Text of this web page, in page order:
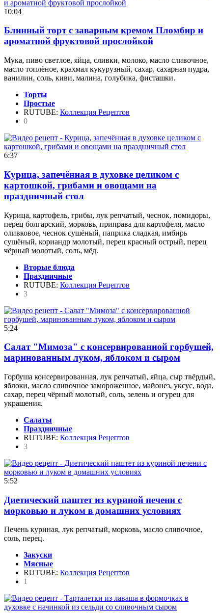
10:04
Блинный торт с заварным кремом Пломбир и
ароматной фруктовой прослойкой
Мука, пиво светлое, яйца, сливки, молоко, масло сливочное,
масло топлёное, крахмал кукурузный, сахар, сахарная пудра,
ванилин, соль, киви, малина, голубика, фисташки.
Торты
Простые
RUTUBE: Коллекция Рецептов
0
6:37
Курица, запечённая в духовке целиком с
картошкой, грибами и овощами на
праздничный стол
Курица, картофель, грибы, лук репчатый, чеснок, помидоры,
перец болгарский, морковь, приправа для картофеля, масло
оливковое, чеснок сушёный, паприка сладкая, имбирь
сушёный, кориандр молотый, перец красный острый, перец
чёрный молотый, соль, мёд.
Вторые блюда
Праздничные
RUTUBE: Коллекция Рецептов
3
5:24
Салат "Мимоза" с консервированной горбушей,
маринованным луком, яблоком и сыром
Горбуша консервированная, лук репчатый, яйца, сыр твёрдый,
яблоки, масло сливочное замороженное, майонез, уксус, вода,
сахар, перец чёрный молотый, соль, зелень и огурец для
украшения.
Салаты
Праздничные
RUTUBE: Коллекция Рецептов
3
5:52
Диетический паштет из куриной печени с
морковью и луком в домашних условиях
Печень куриная, лук репчатый, морковь, масло сливочное,
соль, перец.
Закуски
Мясные
RUTUBE: Коллекция Рецептов
1